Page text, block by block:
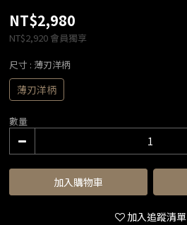
NT$2,980
NT$2,920 會員獨享
尺寸 : 薄刃洋柄
薄刃洋柄
數量
加入購物車
加入追蹤清單